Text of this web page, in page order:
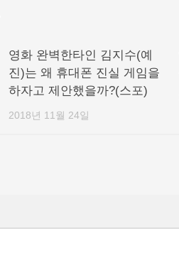
영화 완벽한타인 김지수(예
진)는 왜 휴대폰 진실 게임을
하자고 제안했을까?(스포)
2018년 11월 24일